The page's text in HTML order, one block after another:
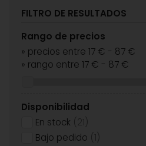
FILTRO DE RESULTADOS
Rango de precios
» precios entre 17 € - 87 €
» rango entre 17 € - 87 €
Disponibilidad
En stock (21)
Bajo pedido (1)